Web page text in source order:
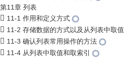
第11章 列表
11-1 作用和定义方式
11-2 存储数据的方式以及从列表中取值
11-3 确认列表常用操作的方法
11-4 从列表中取值和取索引